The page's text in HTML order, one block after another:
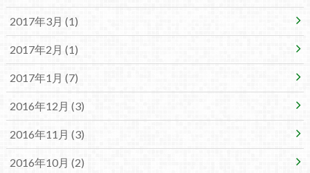
2017年3月 (1)
2017年2月 (1)
2017年1月 (7)
2016年12月 (3)
2016年11月 (3)
2016年10月 (2)